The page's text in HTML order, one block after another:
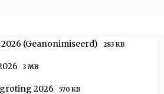
(Geanonimiseerd) 283 KB
3 MB
2026 570 KB